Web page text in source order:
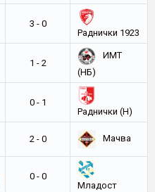
3 - 0
Раднички 1923
1 - 2
ИМТ
(НБ)
0 - 1
Раднички (Н)
2 - 0 Мачва
0 - 0
Младост